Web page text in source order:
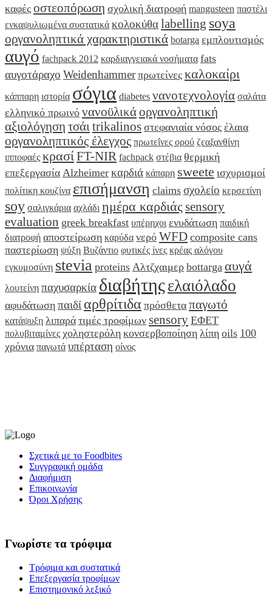
καφές οστεοπόρωση σχολική διατροφή mangusteen παστέλι
ενκαψυλιωμένα συστατικά κολοκύθαlabelling soya
οργανοληπτικά χαρακτηριστικά botarga εμπλουτισμός
αυγό fachpack 2012 καρδιαγγειακά νοσήματα fats
αυγοτάραχο Weidenhammer πρωτείνες καλοκαίρι
κάππαρη ιστορία σόγια diabetes νανοτεχνολογία σαλάτα
ελληνικό πρωινό νανοϋλικάοργανοληπτική
αξιολόγηση τσάι trikalinos στεφανιαία νόσος έλαια
οργανοληπτικός έλεγχος πρωτεΐνες ορού ζεαξανθίνη
ιπποφαές κρασίFT-NIR fachpack στέβια θερμική
επεξεργασία Alzheimer καρδιά κάπαρη sweete ισχυρισμοί
πολίτικη κουζίνα επισήμανση claims σχολείο κερσετίνη
soy σαλιγκάρια αχλάδι ημέρα καρδιάς sensory
evaluation greek breakfast υπέρηχοι ενυδάτωση παιδική
διατροφή αποστείρωση καρύδα νερό WFD composite cans
παστερίωση ψύξη Βυζάντιο φυτικές ίνες κρέας αλόγου
εγκυμοσύνη stevia proteins Αλτζχαιμερ bottarga αυγά
λουτείνη παχυσαρκία διαβήτηςελαιόλαδο
αφυδάτωση παιδί αρθρίτιδα πρόσθετα παγωτό
κατάψυξη λιπαρά τιμές τροφίμων sensory ΕΦΕΤ
πολυβιταμίνες χοληστερόλη κονσερβοποίηση λίπη oils 100
χρόνια παγωτά υπέρταση οίνος
Σχετικά με το Foodbites
Συγγραφική ομάδα
Διαφήμιση
Επικοινωνία
Όροι Χρήσης
Γνωρίστε τα τρόφιμα
Τρόφιμα και συστατικά
Επεξεργασία τροφίμων
Επιστημονικό λεξικό